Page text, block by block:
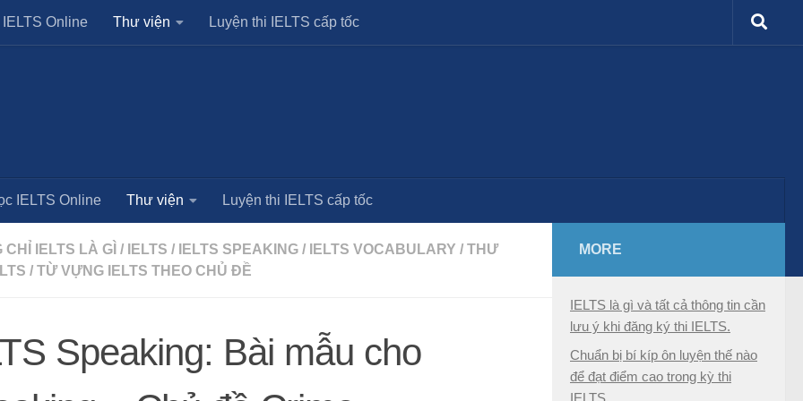
IELTS Online Thư viện Luyện thi IELTS cấp tốc
IELTS Online Thư viện Luyện thi IELTS cấp tốc
CHỈ IELTS LÀ GÌ / IELTS / IELTS SPEAKING / IELTS VOCABULARY / THƯ
/ TỪ VỰNG IELTS THEO CHỦ ĐỀ
Speaking: Bài mẫu cho
MORE
IELTS là gì và tất cả thông tin cần
lưu ý khi đăng ký thi IELTS.
Chuẩn bị bí kíp ôn luyện thế nào
để đạt điểm cao trong kỳ thi
IELTS.